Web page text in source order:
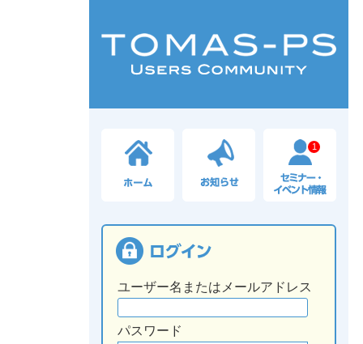
1
ユーザー名またはメールアドレス
パスワード